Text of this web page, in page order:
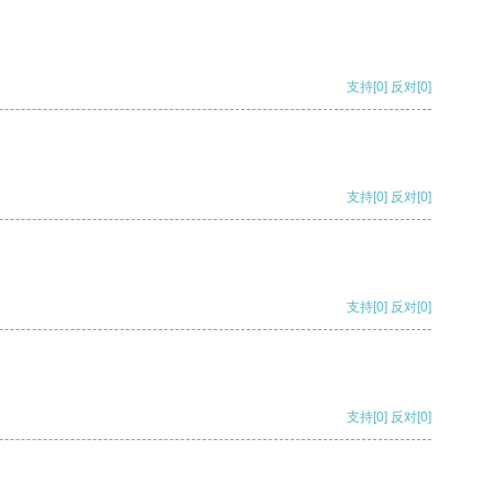
支持[0] 反对[0]
支持[0] 反对[0]
支持[0] 反对[0]
支持[0] 反对[0]